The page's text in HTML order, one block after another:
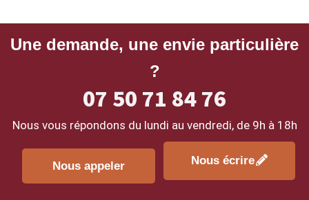
Une demande, une envie particulière
?
07 50 71 84 76
Nous vous répondons du lundi au vendredi, de 9h à 18h
Nous appeler Nous écrire